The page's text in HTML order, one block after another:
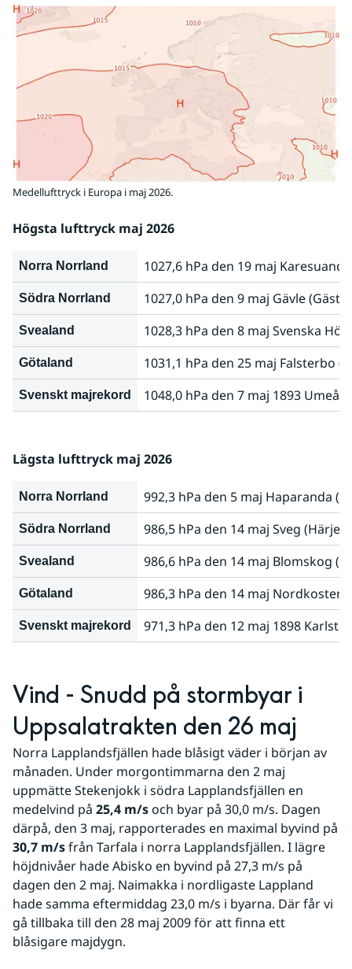
Medellufttryck i Europa i maj 2026.
Högsta lufttryck maj 2026
Norra Norrland 1027,6 hPa den 19 maj
Södra Norrland 1027,0 hPa den 9 maj Gävle
Svealand 1028,3 hPa den 8 maj Svenska
Götaland 1031,1 hPa den 25 maj Falsterbo
Svenskt majrekord 1048,0 hPa den 7 maj 1893 Umeå
Lägsta lufttryck maj 2026
Norra Norrland 992,3 hPa den 5 maj Haparanda
Södra Norrland 986,5 hPa den 14 maj Sveg
Svealand 986,6 hPa den 14 maj Blomskog
Götaland 986,3 hPa den 14 maj Nordkoster
Svenskt majrekord 971,3 hPa den 12 maj 1898
Vind - Snudd på stormbyar i
Uppsalatrakten den 26 maj
Norra Lapplandsfjällen hade blåsigt väder i början av
månaden. Under morgontimmarna den 2 maj
uppmätte Stekenjokk i södra Lapplandsfjällen en
medelvind på 25,4 m/s och byar på 30,0 m/s. Dagen
30,7 m/s från Tarfala i norra Lapplandsfjällen. I lägre
höjdnivåer hade Abisko en byvind på 27,3 m/s på
dagen den 2 maj. Naimakka i nordligaste Lappland
hade samma eftermiddag 23,0 m/s i byarna. Där får vi
gå tillbaka till den 28 maj 2009 för att finna ett
blåsigare majdygn.